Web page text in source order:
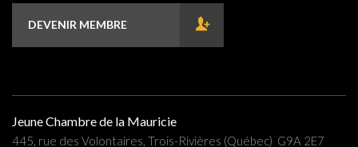
DEVENIR MEMBRE
Jeune Chambre de la Mauricie
445, rue des Volontaires, Trois-Rivières (Québec) G9A 2E7